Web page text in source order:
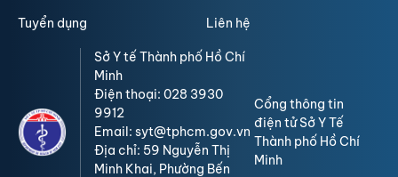
Tuyển dụng Liên hệ
Sở Y tế Thành phố Hồ Chí
Minh
Điện thoại: 028 3930
9912
Email: syt@tphcm.gov.vn
Địa chỉ: 59 Nguyễn Thị
Minh Khai, Phường Bến
Cổng thông tin
điện tử Sở Y Tế
Thành phố Hồ Chí
Minh